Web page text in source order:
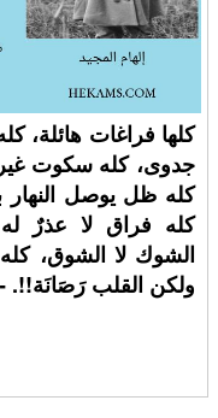
كلها فراغات هائلة،
جدوى، كله سكوت غير
كله ظل يوصل النهار
كله فراق لا عذرٌ
الشوك لا الشوق،
ولكن القلب رَصَانَة!!. -